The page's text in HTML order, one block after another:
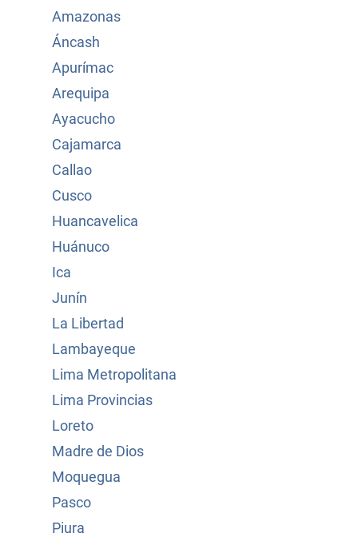
Amazonas
Áncash
Apurímac
Arequipa
Ayacucho
Cajamarca
Callao
Cusco
Huancavelica
Huánuco
Ica
Junín
La Libertad
Lambayeque
Lima Metropolitana
Lima Provincias
Loreto
Madre de Dios
Moquegua
Pasco
Piura